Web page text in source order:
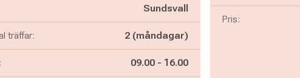
Sundsvall
träffar: 2 (måndagar)
Pågår mellan
09.00 - och
16.00
Pris: